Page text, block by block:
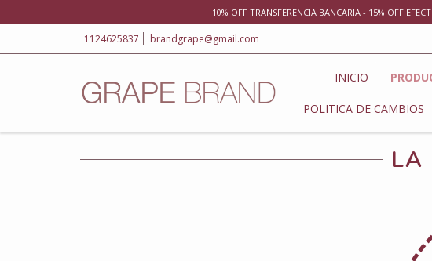
10% OFF TRANSFERENCIA BANCARIA - 15% OFF
1124625837 brandgrape@gmail.com
INICIO
POLITICA DE CAMBIOS
LA